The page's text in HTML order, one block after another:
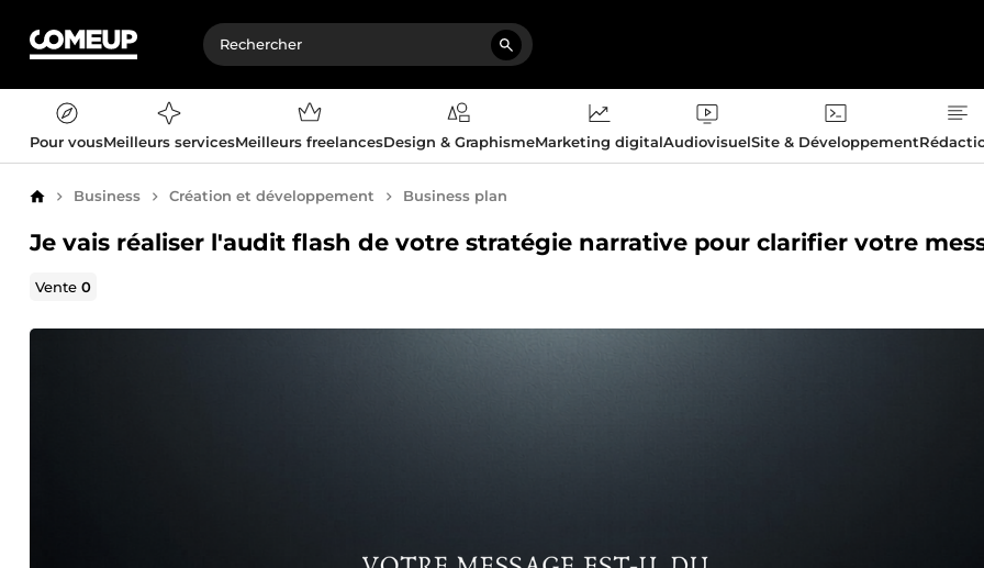
Pour vousMeilleurs servicesMeilleurs freelancesDesign & GraphismeMarketing digitalAudiovisuelSite & Développement
AccueilBusiness Création et développement Business plan
Je vais réaliser l'audit flash de votre stratégie narrative pour clarifier votre
Vente0